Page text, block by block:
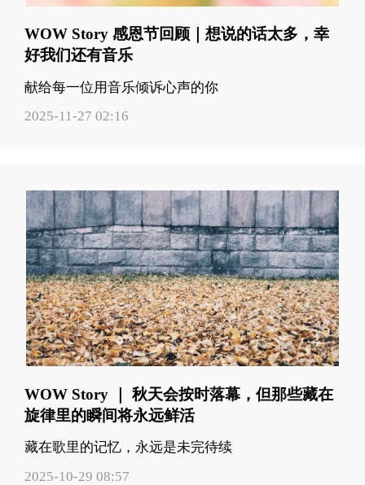
WOW Story 感恩节回顾｜想说的话太多，幸
好我们还有音乐
献给每一位用音乐倾诉心声的你
2025-11-27 02:16
WOW Story ｜ 秋天会按时落幕，但那些藏在
旋律里的瞬间将永远鲜活
藏在歌里的记忆，永远是未完待续
2025-10-29 08:57